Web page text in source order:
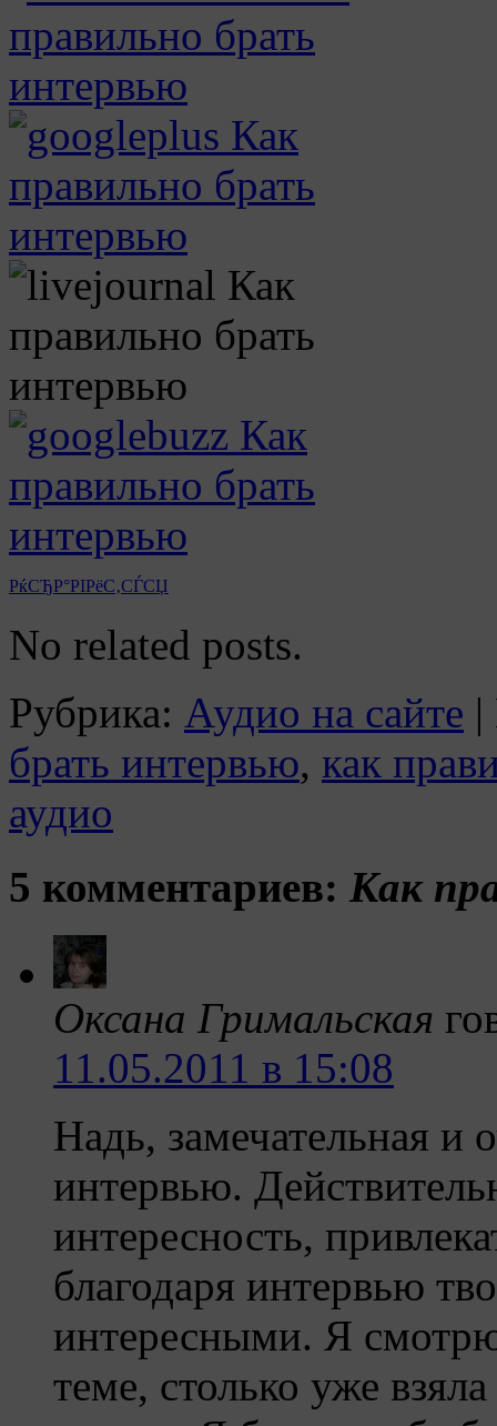
РќСЂР°РІРёС‚СЃСЏ
No related posts.
Рубрика: Аудио на сайте |
брать интервью, как
аудио
5 комментариев: Как
Оксана Гримальская
11.05.2011 в 15:08
Надь, замечательная и
интервью.
интересность,
благодаря интервью
интересными. Я
теме, столько уже